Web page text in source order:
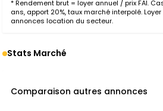
* Rendement brut = loyer annuel / prix FAI.
ans, apport 20%, taux marché interpolé.
annonces location du secteur.
Stats Marché
Comparaison autres annonces